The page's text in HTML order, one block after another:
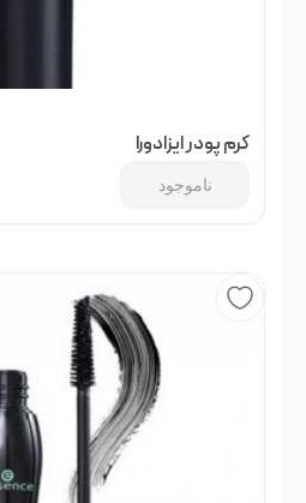
کرم پودر ایزادورا
ناموجود